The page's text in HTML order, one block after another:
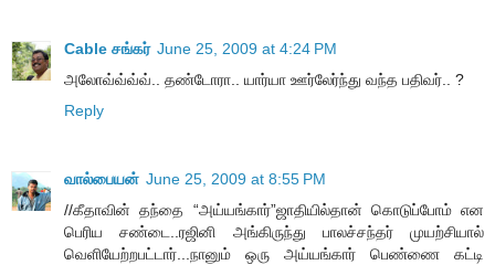
Cable சங்கர் June 25, 2009 at 4:24 PM
அலோவ்வ்வ்வ்.. தண்டோரா.. யார்யா ஊர்லேர்ந்து வந்த பதிவர்.. ?
Reply
வால்பையன் June 25, 2009 at 8:55 PM
//கீதாவின் தந்தை “அய்யங்கார்”ஜாதியில்தான் கொடுப்போம் என
பெரிய சண்டை..ரஜினி அங்கிருந்து பாலச்சந்தர் முயற்சியால்
வெளியேற்றபட்டார்...நானும் ஒரு அய்யங்கார் பெண்ணை கட்டி